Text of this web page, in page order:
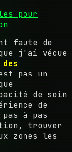
pour
faute de
j'ai vécue
pas un
de soin
de
pas à pas
trouver
zones les